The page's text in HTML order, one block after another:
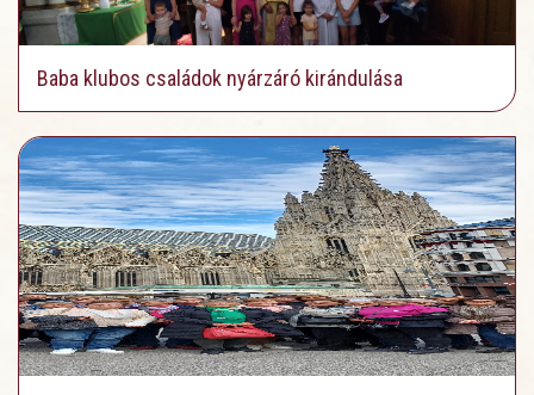
Baba klubos családok nyárzáró kirándulása